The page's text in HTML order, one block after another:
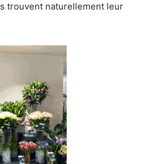
trouvent naturellement leur